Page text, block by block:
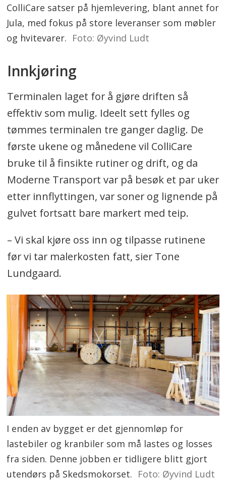
ColliCare satser på hjemlevering, blant annet for
Jula, med fokus på store leveranser som møbler
og hvitevarer. Foto: Øyvind Ludt
Innkjøring
Terminalen laget for å gjøre driften så
effektiv som mulig. Ideelt sett fylles og
tømmes terminalen tre ganger daglig. De
første ukene og månedene vil ColliCare
bruke til å finsikte rutiner og drift, og da
Moderne Transport var på besøk et par uker
etter innflyttingen, var soner og lignende på
gulvet fortsatt bare markert med teip.
– Vi skal kjøre oss inn og tilpasse rutinene
før vi tar malerkosten fatt, sier Tone
Lundgaard.
I enden av bygget er det gjennomløp for
lastebiler og kranbiler som må lastes og losses
fra siden. Denne jobben er tidligere blitt gjort
utendørs på Skedsmokorset. Foto: Øyvind Ludt